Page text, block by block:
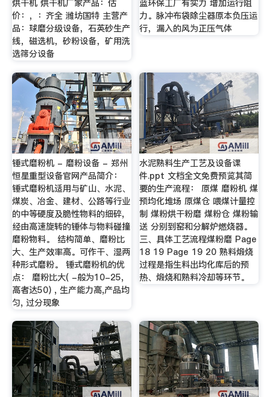
烘干机 烘干机厂家产品：估
价：，：齐全 潍坊国特 主营产
品：球磨分级设备，石英砂生产
线，磁选机，砂粉设备，矿用洗
选筛分设备
蓝环保工厂有实力 增加运行阻
力。脉冲布袋除尘器原本负压运
行，漏入的风为正压气体
锤式磨粉机 - 磨粉设备 - 郑州
恒星重型设备官网产品简介：
锤式磨粉机适用与矿山、水泥、
煤炭、冶金、建材、公路等行业
的中等硬度及脆性物料的细碎,
经由高速旋转的锤体与物料碰撞
磨粉物料。 结构简单、磨粉比
大、生产效率高。可作干、湿两
种形式磨粉。 锤式磨粉机的优
点： 磨粉比大( -般为10-25,
高者达50) , 生产能力高,产品均
匀, 过分现象
水泥熟料生产工艺及设备课
件.ppt 文档全文免费预览其简
要的生产流程： 原煤 磨粉机 煤
预均化堆场 原煤仓 喂煤计量控
制 煤粉烘干粉磨 煤粉仓 煤粉输
送 分别到窑和分解炉燃烧器。
三、具体工艺流程煤粉磨 Page
18 19 Page 19 20 熟料煅烧
过程是指生料出均化库后的预
热、煅烧和熟料冷却等环节。